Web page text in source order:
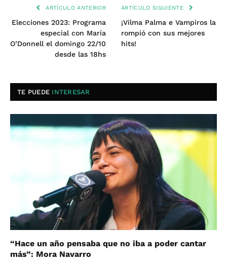
ARTÍCULO ANTERIOR
Elecciones 2023: Programa
especial con María
O’Donnell el domingo 22/10
desde las 18hs
ARTÍCULO SIGUIENTE
¡Vilma Palma e Vampiros la
rompió con sus mejores
hits!
TE PUEDE INTERESAR
“Hace un año pensaba que no iba a poder cantar
más”: Mora Navarro